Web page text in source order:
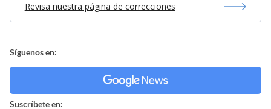
Revisa nuestra página de correcciones
Síguenos en:
Suscríbete en: